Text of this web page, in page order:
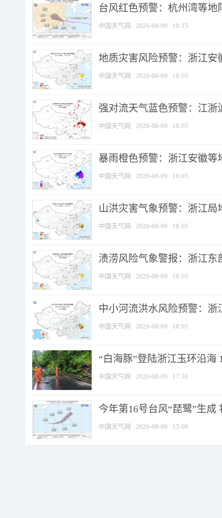
台风红色预警：杭州湾等地
中国天气网 2026-08-09 18:15
地质灾害风险预警：浙江安
中国天气网 2026-08-09 18:05
强对流天气蓝色预警：江浙
中国天气网 2026-08-09 18:05
暴雨橙色预警：浙江安徽等
中国天气网 2026-08-09 18:05
山洪灾害气象预警：浙江
中国天气网 2026-08-09 18:05
渍涝风险气象警报：浙江
中国天气网 2026-08-09 18:05
中小河流洪水风险预警：
中国天气网 2026-08-09 18:05
“白海豚”登陆浙江玉环沿海
中国天气网 2026-08-09 17:30
今年第16号台风“琵鹭”生
中国天气网 2026-08-09 15:09